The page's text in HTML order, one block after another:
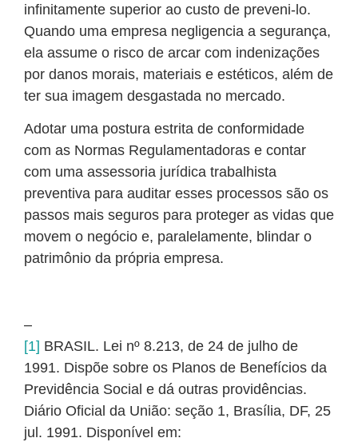
infinitamente superior ao custo de preveni-lo.
Quando uma empresa negligencia a segurança,
ela assume o risco de arcar com indenizações
por danos morais, materiais e estéticos, além de
ter sua imagem desgastada no mercado.
Adotar uma postura estrita de conformidade
com as Normas Regulamentadoras e contar
com uma assessoria jurídica trabalhista
preventiva para auditar esses processos são os
passos mais seguros para proteger as vidas que
movem o negócio e, paralelamente, blindar o
patrimônio da própria empresa.
–
[1] BRASIL. Lei nº 8.213, de 24 de julho de
1991. Dispõe sobre os Planos de Benefícios da
Previdência Social e dá outras providências.
Diário Oficial da União: seção 1, Brasília, DF, 25
jul. 1991. Disponível em: